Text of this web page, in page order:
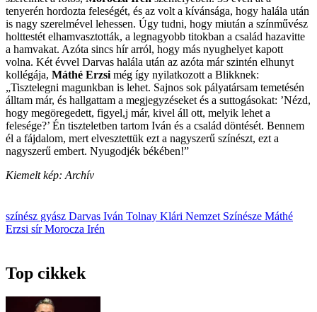
tenyerén hordozta feleségét, és az volt a kívánsága, hogy halála után
is nagy szerelmével lehessen. Úgy tudni, hogy miután a színművész
holttestét elhamvasztották, a legnagyobb titokban a család hazavitte
a hamvakat. Azóta sincs hír arról, hogy más nyughelyet kapott
volna. Két évvel Darvas halála után az azóta már szintén elhunyt
kollégája, Máthé Erzsi még így nyilatkozott a Blikknek:
„Tisztelegni magunkban is lehet. Sajnos sok pályatársam temetésén
álltam már, és hallgattam a megjegyzéseket és a suttogásokat: ’Nézd,
hogy megöregedett, figyel,j már, kivel áll ott, melyik lehet a
felesége?’ Én tiszteletben tartom Iván és a család döntését. Bennem
él a fájdalom, mert elvesztettük ezt a nagyszerű színészt, ezt a
nagyszerű embert. Nyugodjék békében!”
Kiemelt kép: Archív
színész gyász Darvas Iván Tolnay Klári Nemzet Színésze Máthé
Erzsi sírMorocza Irén
Top cikkek